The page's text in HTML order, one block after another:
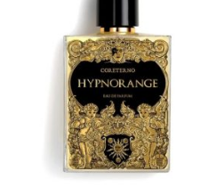
תווים
עיצוב
מתאים